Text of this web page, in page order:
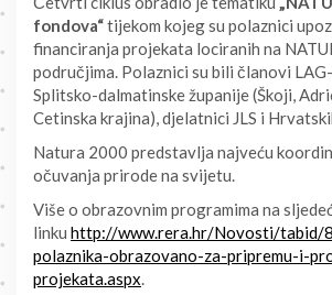
fondova“tijekom kojeg su polaznici
financiranja projekata lociranih na
područjima. Polaznici su bili članovi
Splitsko-dalmatinske županije (Škoji,
Cetinska krajina), djelatnici JLS i
Natura 2000 predstavlja najveću
očuvanja prirode na svijetu.
Više o obrazovnim programima na
linku http://www.rera.hr/Novosti/
polaznika-obrazovano-za-pripremu-i-
projekata.aspx.